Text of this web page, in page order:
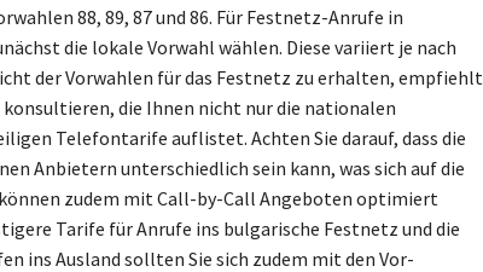
88, 89, 87 und 86. Für Festnetz-Anrufe in
die lokale Vorwahl wählen. Diese variiert je nach
der Vorwahlen für das Festnetz zu erhalten, empfiehlt
die Ihnen nicht nur die nationalen
Telefontarife auflistet. Achten Sie darauf, dass die
Anbietern unterschiedlich sein kann, was sich auf die
zudem mit Call-by-Call Angeboten optimiert
Tarife für Anrufe ins bulgarische Festnetz und die
ins Ausland sollten Sie sich zudem mit den Vor-